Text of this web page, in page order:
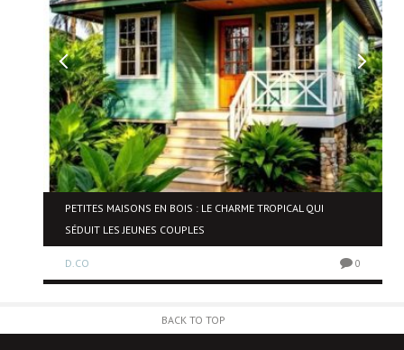
PETITES MAISONS EN BOIS : LE CHARME TROPICAL QUI
SÉDUIT LES JEUNES COUPLES
D.CO 0
BACK TO TOP